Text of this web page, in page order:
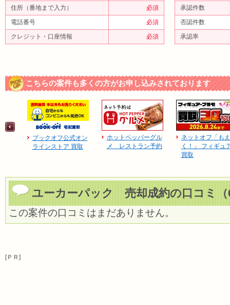
住所（番地まで入力）
必須
電話番号
必須
クレジット・口座情報
必須
承認件数
否認件数
承認率
こちらの案件も多くの方がお申し込みされております
ブックオフ公式オン
ラインストア 買取
ホットペッパーグル
メ レストラン予約
ネットオフ「も
く！」 フィギュ
買取
ユーカーパック 売却成約の口コミ（
この案件の口コミはまだありません。
[ＰＲ]